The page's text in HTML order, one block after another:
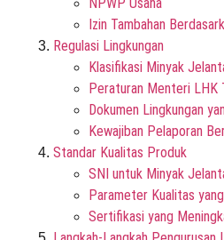
Izin Tambahan
Regulasi Lingkungan
Klasifikasi Minyak
Peraturan Menteri LHK
Dokumen Lingkungan
Kewajiban Pelaporan
Standar Kualitas Produk
SNI untuk Minyak
Parameter Kualitas
Sertifikasi yang